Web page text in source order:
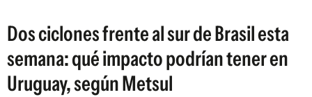
Dos ciclones frente al sur de Brasil esta
semana: qué impacto podrían tener en
Uruguay, según Metsul